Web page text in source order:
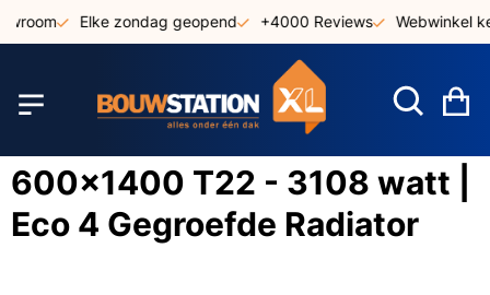
naar
Elke zondag geopend +4000 Reviews Webwinkel
600x1400 T22 - 3108 watt |
Eco 4 Gegroefde Radiator